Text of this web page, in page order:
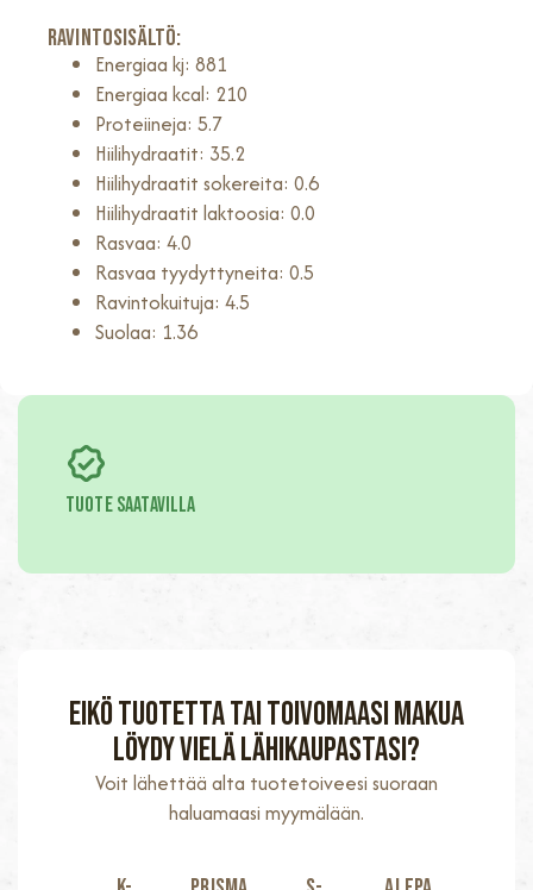
Ravintosisältö:
Energiaa kj: 881
Energiaa kcal: 210
Proteiineja: 5.7
Hiilihydraatit: 35.2
Hiilihydraatit sokereita: 0.6
Hiilihydraatit laktoosia: 0.0
Rasvaa: 4.0
Rasvaa tyydyttyneita: 0.5
Ravintokuituja: 4.5
Suolaa: 1.36
TUOTE SAATAVILLA
Eikö tuotetta tai toivomaasi makua
löydy vielä lähikaupastasi?
Voit lähettää alta tuotetoiveesi suoraan
haluamaasi myymälään.